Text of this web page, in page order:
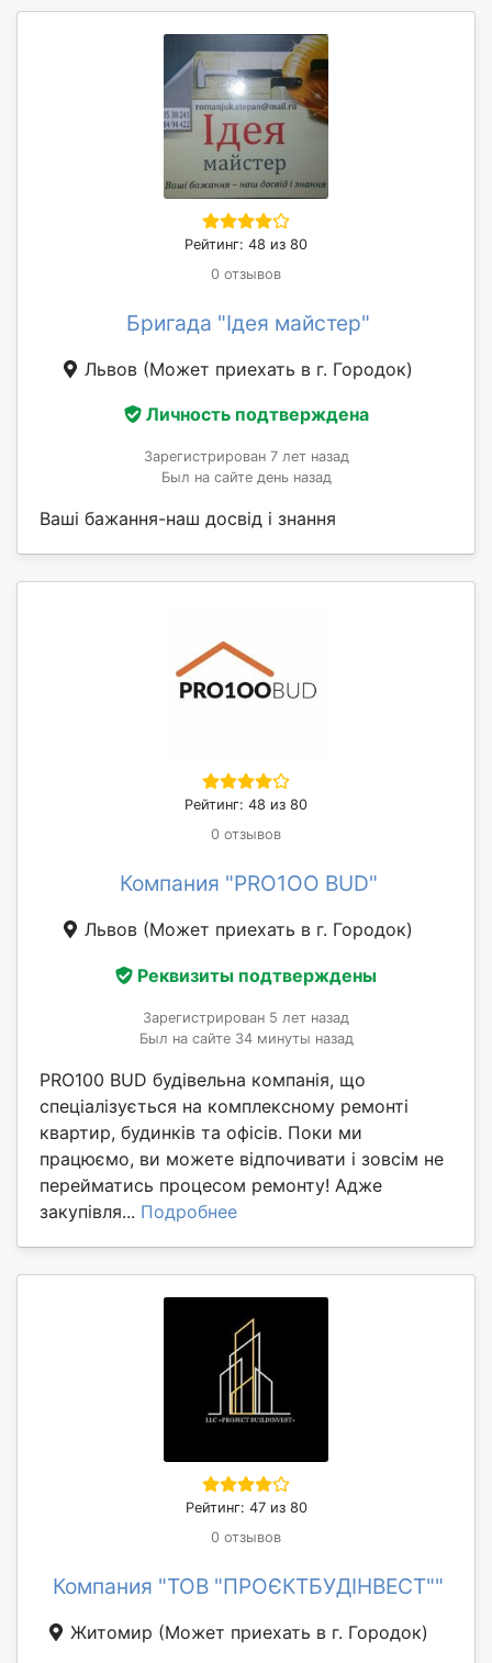
Рейтинг: 48 из 80
0 отзывов
Бригада "Ідея майстер"
Львов (Может приехать в г. Городок)
Личность подтверждена
Зарегистрирован 7 лет назад
Был на сайте день назад
Ваші бажання-наш досвід і знання
Рейтинг: 48 из 80
0 отзывов
Компания "PRO1OO BUD"
Львов (Может приехать в г. Городок)
Реквизиты подтверждены
Зарегистрирован 5 лет назад
Был на сайте 34 минуты назад
PRO100 BUD будівельна компанія, що
спеціалізується на комплексному ремонті
квартир, будинків та офісів. Поки ми
працюємо, ви можете відпочивати і зовсім не
перейматись процесом ремонту! Адже
закупівля... Подробнее
Рейтинг: 47 из 80
0 отзывов
Компания "ТОВ "ПРОЄКТБУДІНВЕСТ""
Житомир (Может приехать в г. Городок)